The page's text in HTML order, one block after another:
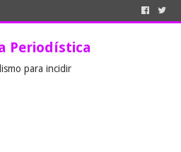
Periodística
para incidir